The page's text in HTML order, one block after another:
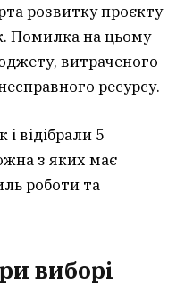
розвитку проєкту
Помилка на цьому
витраченого
ресурсу.
відібрали 5
з яких має
роботи та
виборі